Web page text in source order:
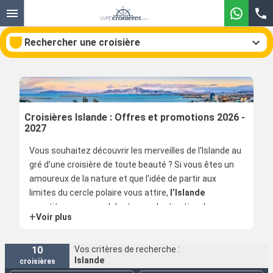
Rechercher une croisière
Ports Compagnies
Rechercher
Croisières Islande : Offres et promotions 2026 -
2027
Vous souhaitez découvrir les merveilles de l’Islande au
gré d’une croisière de toute beauté ? Si vous êtes un
amoureux de la nature et que l’idée de partir aux
limites du cercle polaire vous attire, l’Islande
constituera sans nul doute une destination de
villégiature à privilégier.
Vous trouverez sur les lieux un paysage volcanique
naturel fascinant et un relief géologique étonnant,
+Voir plus
10
croisières
Vos critères de recherche :
Islande